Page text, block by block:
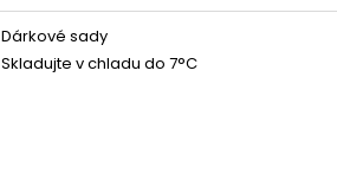
Dárkové sady
Skladujte v chladu do 7°C